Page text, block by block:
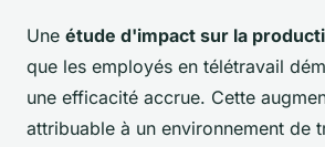
Une étude d'impact sur la
que les employés en télétravail
une efficacité accrue. Cette
attribuable à un environnement de